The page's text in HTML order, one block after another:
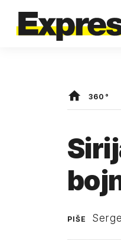
360°
PIŠE